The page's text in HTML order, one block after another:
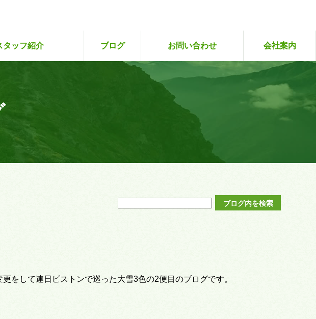
タッフ紹介 ブログ
ツアーレポート
専攻販売状況（企
お客さまの声
お問い合わせ
ツアー予約
初めての方
２回目～
ツアーにご参加いただいた皆さまへ
会社案内
旅行業約款
サイト・プライバシーポ
をして連日ピストンで巡った大雪3色の2便目のブログです。